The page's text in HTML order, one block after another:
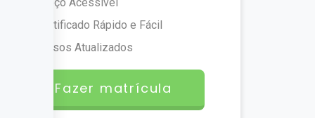
Certificado Rápido e Fácil
Cursos Atualizados
Fazer matrícula